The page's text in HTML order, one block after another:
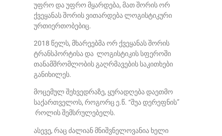
უფრო და უფრო მყარდება, მათ შორის ორ
ქვეყანას შორის ვითარდება ლოგისტიკური
ურთიერთობებიც.
2018 წელს, მხარეებმა ორ ქვეყანას შორის
ტრანსპორტისა და ლოგისტიკის სფეროში
თანამშრომლობის გაღრმავების საკითხები
განიხილეს.
მოცემულ შეხვედრაზე, ყურადღება დაეთმო
საქართველოს, როგორც ე.წ. “შუა დერეფნის”
როლის შემსრულებელს.
ასევე, რაც ძალიან მნიშვნელოვანია ხელი